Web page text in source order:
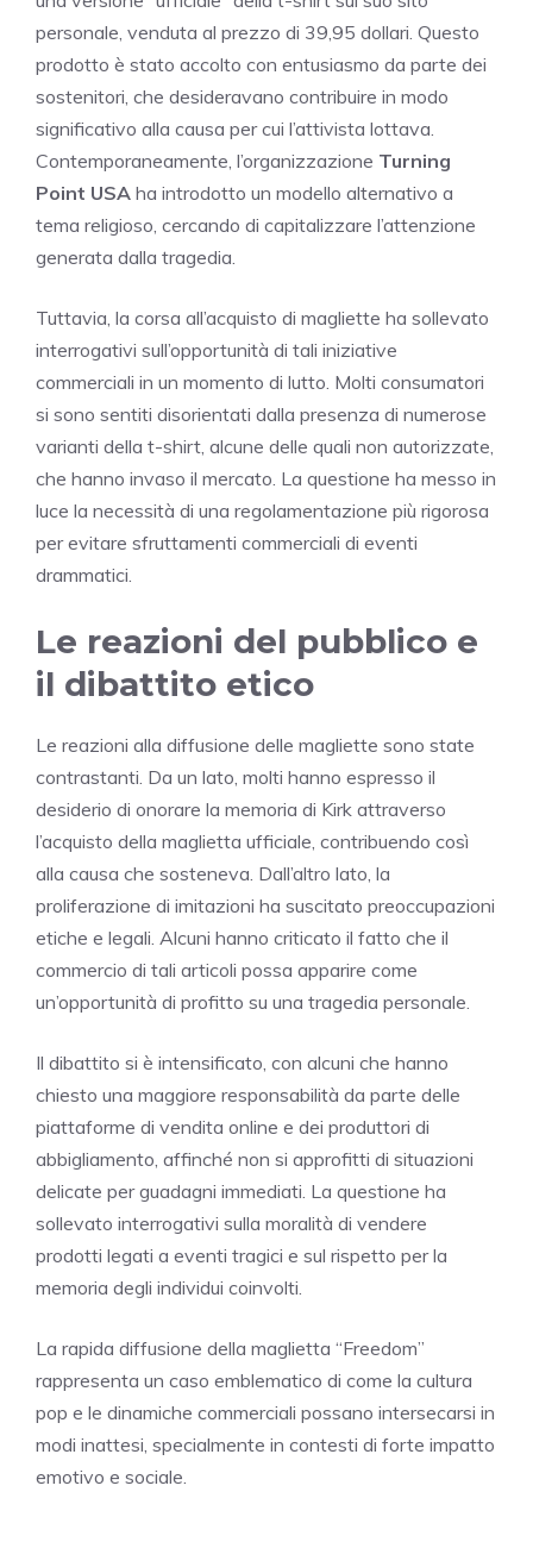
personale, venduta al prezzo di 39,95 dollari. Questo
prodotto è stato accolto con entusiasmo da parte dei
sostenitori, che desideravano contribuire in modo
significativo alla causa per cui l’attivista lottava.
Contemporaneamente, l’organizzazione Turning
Point USA ha introdotto un modello alternativo a
tema religioso, cercando di capitalizzare l’attenzione
generata dalla tragedia.
Tuttavia, la corsa all’acquisto di magliette ha sollevato
interrogativi sull’opportunità di tali iniziative
commerciali in un momento di lutto. Molti consumatori
si sono sentiti disorientati dalla presenza di numerose
varianti della t-shirt, alcune delle quali non autorizzate,
che hanno invaso il mercato. La questione ha messo in
luce la necessità di una regolamentazione più rigorosa
per evitare sfruttamenti commerciali di eventi
drammatici.
Le reazioni del pubblico e
il dibattito etico
Le reazioni alla diffusione delle magliette sono state
contrastanti. Da un lato, molti hanno espresso il
desiderio di onorare la memoria di Kirk attraverso
l’acquisto della maglietta ufficiale, contribuendo così
alla causa che sosteneva. Dall’altro lato, la
proliferazione di imitazioni ha suscitato preoccupazioni
etiche e legali. Alcuni hanno criticato il fatto che il
commercio di tali articoli possa apparire come
un’opportunità di profitto su una tragedia personale.
Il dibattito si è intensificato, con alcuni che hanno
chiesto una maggiore responsabilità da parte delle
piattaforme di vendita online e dei produttori di
abbigliamento, affinché non si approfitti di situazioni
delicate per guadagni immediati. La questione ha
sollevato interrogativi sulla moralità di vendere
prodotti legati a eventi tragici e sul rispetto per la
memoria degli individui coinvolti.
La rapida diffusione della maglietta “Freedom”
rappresenta un caso emblematico di come la cultura
pop e le dinamiche commerciali possano intersecarsi in
modi inattesi, specialmente in contesti di forte impatto
emotivo e sociale.